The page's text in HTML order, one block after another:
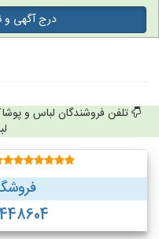
درج آگهی و
تلفن فروشندگان لباس و